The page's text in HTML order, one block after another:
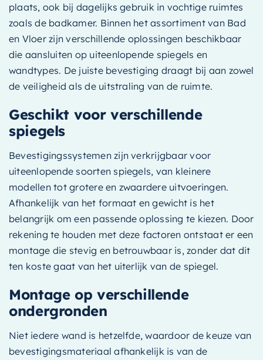
plaats, ook bij dagelijks gebruik in vochtige ruimtes
zoals de badkamer. Binnen het assortiment van Bad
en Vloer zijn verschillende oplossingen beschikbaar
die aansluiten op uiteenlopende spiegels en
wandtypes. De juiste bevestiging draagt bij aan zowel
de veiligheid als de uitstraling van de ruimte.
Geschikt voor verschillende
spiegels
Bevestigingssystemen zijn verkrijgbaar voor
uiteenlopende soorten spiegels, van kleinere
modellen tot grotere en zwaardere uitvoeringen.
Afhankelijk van het formaat en gewicht is het
belangrijk om een passende oplossing te kiezen. Door
rekening te houden met deze factoren ontstaat er een
montage die stevig en betrouwbaar is, zonder dat dit
ten koste gaat van het uiterlijk van de spiegel.
Montage op verschillende
ondergronden
Niet iedere wand is hetzelfde, waardoor de keuze van
bevestigingsmateriaal afhankelijk is van de